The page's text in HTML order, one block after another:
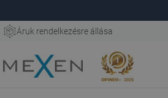
Áruk rendelkezésre állása